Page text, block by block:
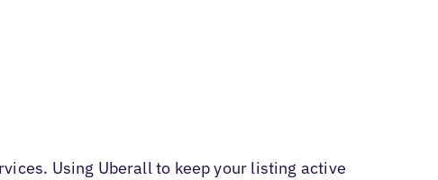
Using Uberall to keep your listing active